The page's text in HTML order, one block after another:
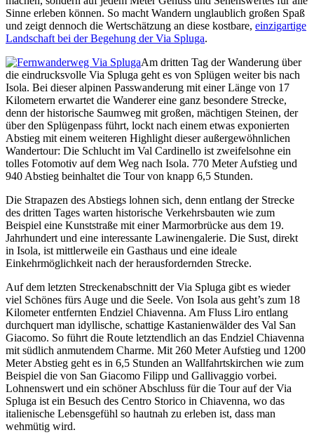
Sinne erleben können. So macht Wandern unglaublich großen Spaß
und zeigt dennoch die Wertschätzung an diese kostbare, einzigartige
Landschaft bei der Begehung der Via Spluga.
Am dritten Tag der Wanderung über
die eindrucksvolle Via Spluga geht es von Splügen weiter bis nach
Isola. Bei dieser alpinen Passwanderung mit einer Länge von 17
Kilometern erwartet die Wanderer eine ganz besondere Strecke,
denn der historische Saumweg mit großen, mächtigen Steinen, der
über den Splügenpass führt, lockt nach einem etwas exponierten
Abstieg mit einem weiteren Highlight dieser außergewöhnlichen
Wandertour: Die Schlucht im Val Cardinello ist zweifelsohne ein
tolles Fotomotiv auf dem Weg nach Isola. 770 Meter Aufstieg und
940 Abstieg beinhaltet die Tour von knapp 6,5 Stunden.
Die Strapazen des Abstiegs lohnen sich, denn entlang der Strecke
des dritten Tages warten historische Verkehrsbauten wie zum
Beispiel eine Kunststraße mit einer Marmorbrücke aus dem 19.
Jahrhundert und eine interessante Lawinengalerie. Die Sust, direkt
in Isola, ist mittlerweile ein Gasthaus und eine ideale
Einkehrmöglichkeit nach der herausfordernden Strecke.
Auf dem letzten Streckenabschnitt der Via Spluga gibt es wieder
viel Schönes fürs Auge und die Seele. Von Isola aus geht’s zum 18
Kilometer entfernten Endziel Chiavenna. Am Fluss Liro entlang
durchquert man idyllische, schattige Kastanienwälder des Val San
Giacomo. So führt die Route letztendlich an das Endziel Chiavenna
mit südlich anmutendem Charme. Mit 260 Meter Aufstieg und 1200
Meter Abstieg geht es in 6,5 Stunden an Wallfahrtskirchen wie zum
Beispiel die von San Giacomo Filipp und Gallivaggio vorbei.
Lohnenswert und ein schöner Abschluss für die Tour auf der Via
Spluga ist ein Besuch des Centro Storico in Chiavenna, wo das
italienische Lebensgefühl so hautnah zu erleben ist, dass man
wehmütig wird.